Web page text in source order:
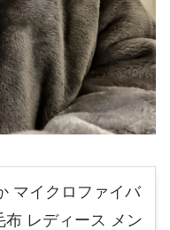
マイクロファイバ
レディース メン